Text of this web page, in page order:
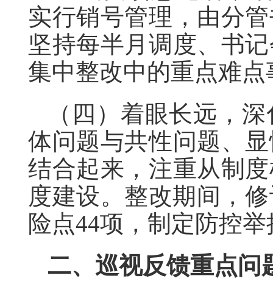
实行销号管理，由分
坚持每半月调度、书
集中整改中的重点难点
（四）着眼长远，
体问题与共性问题、
结合起来，注重从制
度建设。整改期间，
险点44项，制定防控
二、巡视反馈重点问